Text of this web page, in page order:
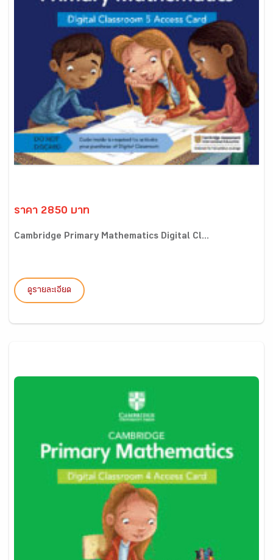
ราคา 2850 บาท
Cambridge Primary Mathematics Digital Cl...
ดูรายละเอียด